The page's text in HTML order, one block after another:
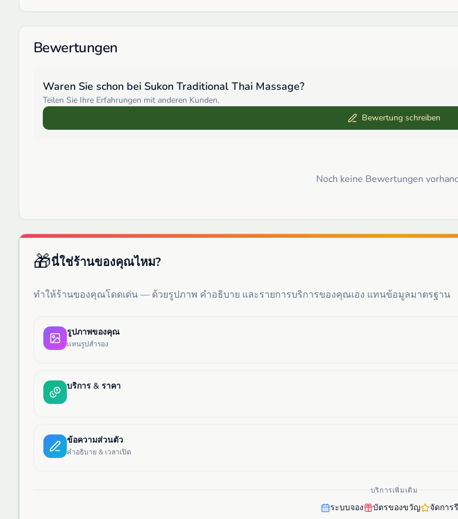
Bewertungen
Waren Sie schon bei Sukon Traditional Thai Massage?
Teilen Sie Ihre Erfahrungen mit anderen Kunden.
Bewertung schreiben
Noch keine Bewertungen
🎁นี่ใช่ร้านของคุณไหม?
ทำให้ร้านของคุณโดดเด่น — ด้วยรูปภาพ คำอธิบาย และรายการบริการของคุณเอง แทนข้อมูลมาตรฐาน
รูปภาพของคุณ
แทนรูปสำรอง
บริการ & ราคา
ข้อความส่วนตัว
คำอธิบาย & เวลาเปิด
บริการเพิ่มเติม
ระบบจอง บัตรของขวัญ จัดการ